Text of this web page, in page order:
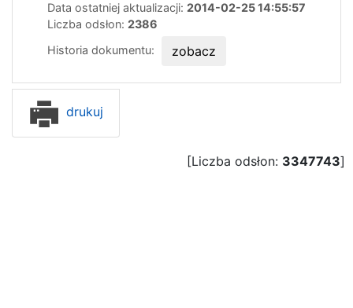
Data ostatniej aktualizacji: 2014-02-25 14:55:57
Liczba odsłon: 2386
Historia dokumentu:
zobacz
drukuj
[Liczba odsłon: 3347743]